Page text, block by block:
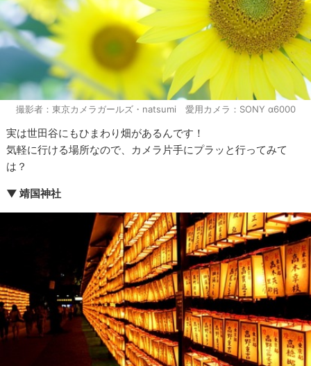
撮影者：東京カメラガールズ・natsumi 愛用カメラ：SONY α6000
実は世田谷にもひまわり畑があるんです！
気軽に行ける場所なので、カメラ片手にプラッと行ってみて
は？
▼ 靖国神社